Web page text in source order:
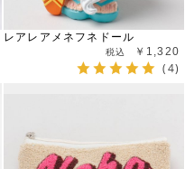
レアレアメネフネドール
￥1,320
(4)